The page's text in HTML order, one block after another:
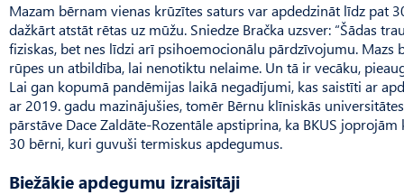
Mazam bērnam vienas krūzītes saturs var apdedzināt līdz pat
dažkārt atstāt rētas uz mūžu. Sniedze Bračka uzsver: “Šādas
fiziskas, bet nes līdzi arī psihoemocionālu pārdzīvojumu. Mazs
rūpes un atbildība, lai nenotiktu nelaime. Un tā ir vecāku,
Lai gan kopumā pandēmijas laikā negadījumi, kas saistīti ar
ar 2019. gadu mazinājušies, tomēr Bērnu klīniskās
pārstāve Dace Zaldāte-Rozentāle apstiprina, ka BKUS
30 bērni, kuri guvuši termiskus apdegumus.
Biežākie apdegumu izraisītāji